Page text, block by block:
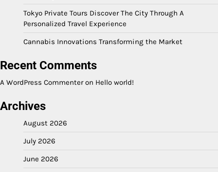
Tokyo Private Tours Discover The City Through A
Personalized Travel Experience
Cannabis Innovations Transforming the Market
Recent Comments
A WordPress Commenteron Hello world!
Archives
August 2026
July 2026
June 2026